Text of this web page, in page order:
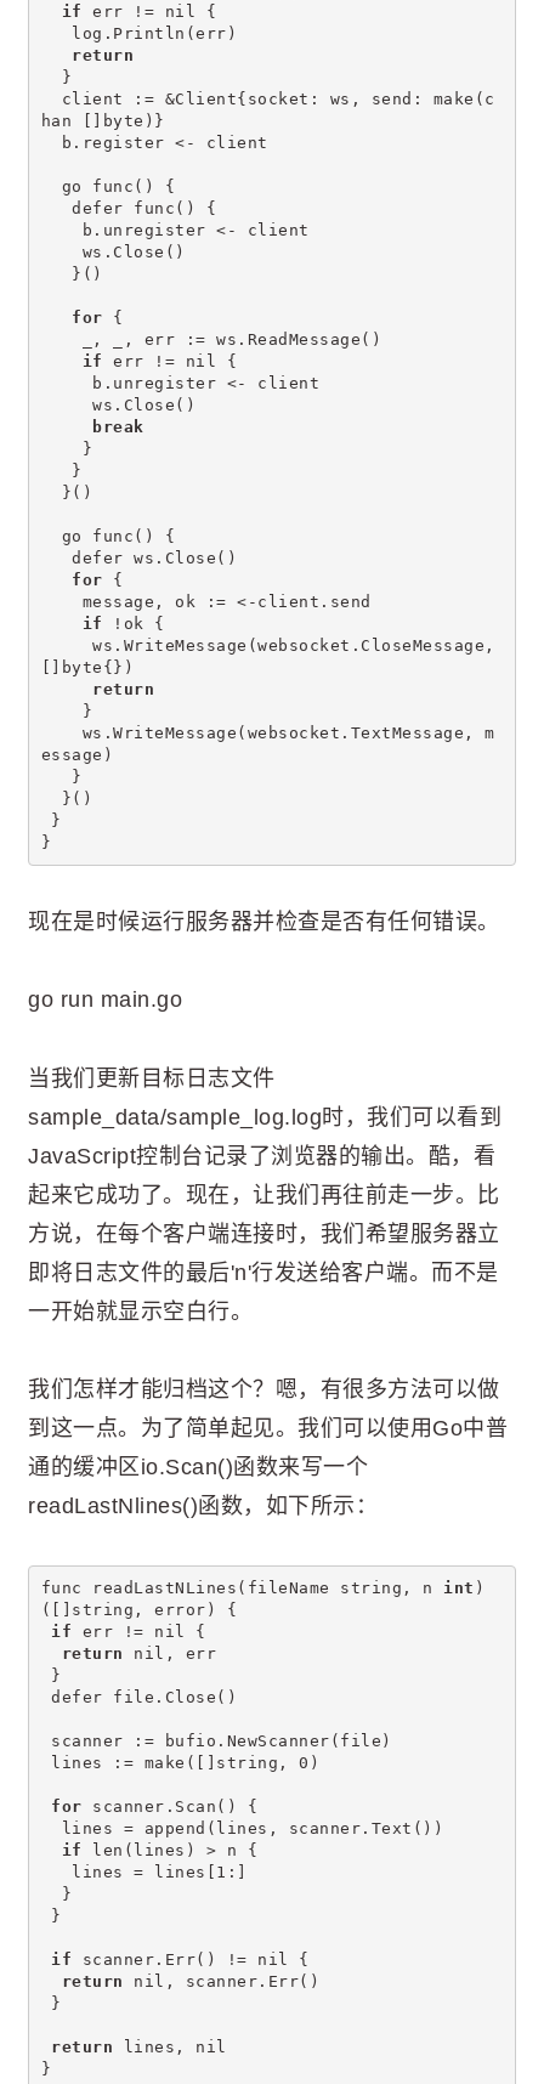
if err != nil {
log.Println(err)
return
}
client := &Client{socket: ws, send: make(c
han []byte)}
b.register <- client
go func() {
defer func() {
b.unregister <- client
ws.Close()
}()
for {
_, _, err := ws.ReadMessage()
if err != nil {
b.unregister <- client
ws.Close()
break
}
}
}()
go func() {
defer ws.Close()
for {
message, ok := <-client.send
if !ok {
ws.WriteMessage(websocket.CloseMessage,
[]byte{})
return
}
ws.WriteMessage(websocket.TextMessage, m
essage)
}
}()
}
}
现在是时候运行服务器并检查是否有任何错误。
go run main.go
当我们更新目标日志文件
sample_data/sample_log.log时，我们可以看到
JavaScript控制台记录了浏览器的输出。酷，看
起来它成功了。现在，让我们再往前走一步。比
方说，在每个客户端连接时，我们希望服务器立
即将日志文件的最后'n'行发送给客户端。而不是
一开始就显示空白行。
我们怎样才能归档这个？嗯，有很多方法可以做
到这一点。为了简单起见。我们可以使用Go中普
通的缓冲区io.Scan()函数来写一个
readLastNlines()函数，如下所示：
func readLastNLines(fileName string, n int )
([]string, error) {
if err != nil {
return nil, err
}
defer file.Close()
scanner := bufio.NewScanner(file)
lines := make([]string, 0)
for scanner.Scan() {
lines = append(lines, scanner.Text())
if len(lines) > n {
lines = lines[1:]
}
}
if scanner.Err() != nil {
return nil, scanner.Err()
}
return lines, nil
}